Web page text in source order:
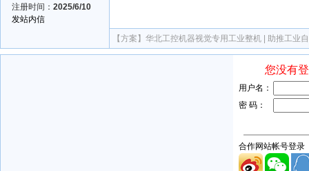
注册时间： 2025/6/10
发站内信
【方案】 华北工控机器视觉专用工业整机 | 助推工业